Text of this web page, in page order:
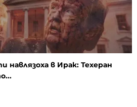
навлязоха в Ирак: Техеран